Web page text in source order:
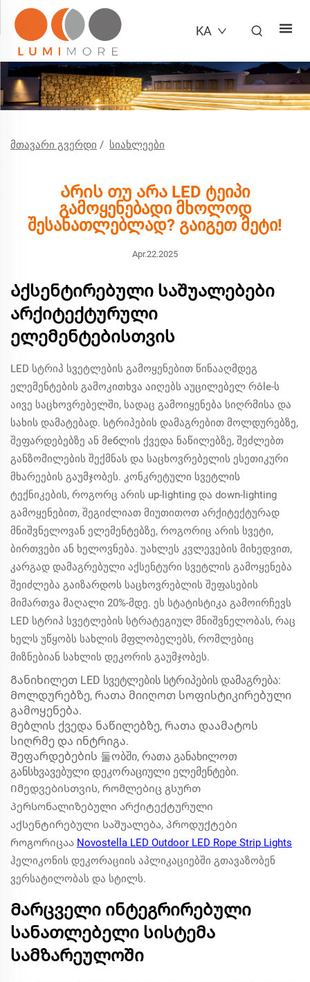
KA
ᲛᲗᲐᲕᲐᲠᲘ ᲒᲕᲔᲠᲓᲘ / ᲡᲘᲐᲮᲚᲔᲔᲑᲘ
Არის თუ არა LED ტეიპი
გამოყენებადი მხოლოდ
შესანათლებლად? გაიგეთ მეტი!
Apr.22.2025
Აქსენტირებული საშუალებები
არქიტექტურული
ელემენტებისთვის
LED სტრიპ სვეტლების გამოყენებით წინააღმდეგ
ელემენტების გამოკითხვა აიღებს აუცილებელ რôle-ს
აივე საცხოვრებელში, სადაც გამოიყენება სიღრმისა და
სახის დამატებად. სტრიპების დამაგრებით მოლდურებზე,
შეფარდებებზე ან მебლის ქვედა ნაწილებზე, შეძლებთ
განზომილების შექმნას და საცხოვრებელის ესეთიკური
მხარეების გაუმჯობეს. კონკრეტული სვეტლის
ტექნიკების, როგორც არის up-lighting და down-lighting
გამოყენებით, შეგიძლიათ მიუთითოთ არქიტექტურად
მნიშვნელოვან ელემენტებზე, როგორიც არის სვეტი,
ბირთვები ან ხელოვნება. უახლეს კვლევების მიხედვით,
კარგად დამაგრებული აქსენტური სვეტლის გამოყენება
შეიძლება გაიზარდოს საცხოვრებლის შეფასების
მიმართვა მაღალი 20%-მდე. ეს სტატისტიკა გამოირჩევს
LED სტრიპ სვეტლების სტრატეგიულ მნიშვნელობას, რაც
ხელს უწყობს სახლის მფლობელებს, რომლებიც
მიზნებიან სახლის დეკორის გაუმჯობეს.
Განიხილეთ LED სვეტლების სტრიპების დამაგრება:
Მოლდურებზე, რათა მიიღოთ სოფისტიკირებული
გამოყენება.
Მებლის ქვედა ნაწილებზე, რათა დაამატოს
სიღრმე და ინტრიგა.
Შეფარდებების 둘ობში, რათა განახილოთ
განსხვავებული დეკორაციული ელემენტები.
Იმედვებისთვის, რომლებიც გსურთ
პერსონალიზებული არქიტექტურული
აქსენტირებული საშუალება, პროდუქტები
როგორიცაა Novostella LED Outdoor LED Rope Strip Lights
ჰელიკონის დეკორაციის აპლიკაციებში გთავაზობენ
ვერსატილობას და სტილს.
Მარცველი ინტეგრირებული
სანათლებელი სისტემა
სამზარეულოში